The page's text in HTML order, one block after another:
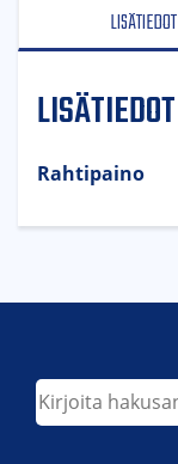
LISÄTIEDOT
LISÄTIEDOT
Rahtipaino
Etsi